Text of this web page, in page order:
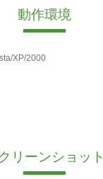
動作環境
XP/2000
リーンショット